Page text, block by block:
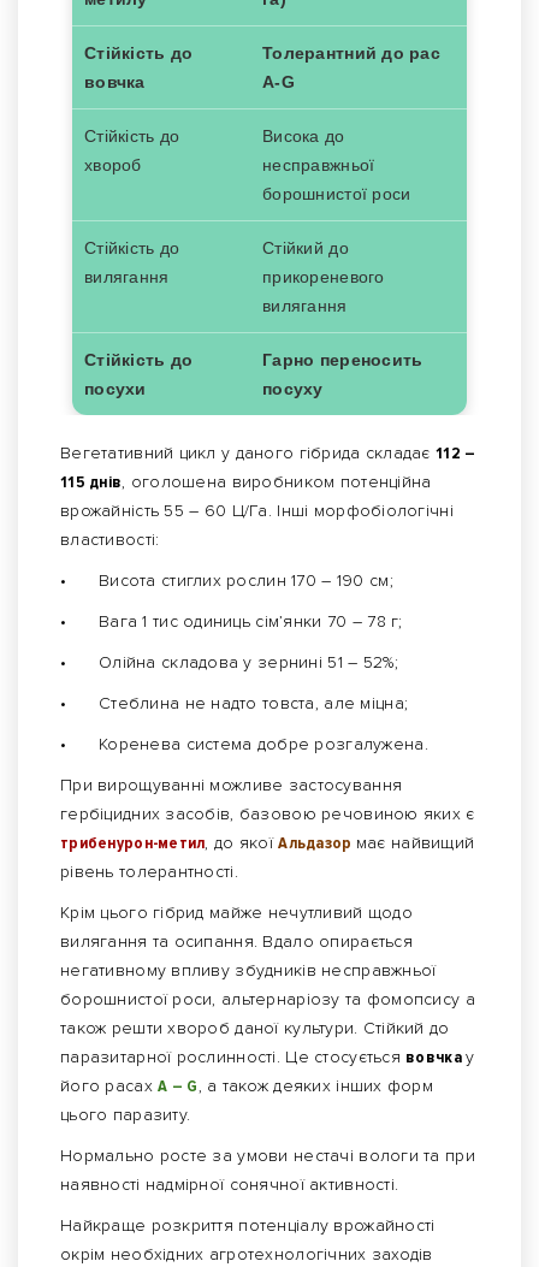
Стійкість до
вовчка
Толерантний до рас
А-G
Стійкість до
хвороб
Висока до
несправжньої
борошнистої роси
Стійкість до
вилягання
Стійкий до
прикореневого
вилягання
Стійкість до
посухи
Гарно переносить
посуху
Вегетативний цикл у даного гібрида складає112 –
115 днів, оголошена виробником потенційна
врожайність 55 – 60 Ц/Га. Інші морфобіологічні
властивості:
•
Висота стиглих рослин 170 – 190 см;
•
Вага 1 тис одиниць сім’янки 70 – 78 г;
•
Олійна складова у зернині 51 – 52%;
•
Стеблина не надто товста, але міцна;
•
Коренева система добре розгалужена.
При вирощуванні можливе застосування
гербіцидних засобів, базовою речовиною яких є
трибенурон-метил, до якоїАльдазор має найвищий
рівень толерантності.
Крім цього гібрид майже нечутливий щодо
вилягання та осипання. Вдало опирається
негативному впливу збудників несправжньої
борошнистої роси, альтернаріозу та фомопсису а
також решти хвороб даної культури. Стійкий до
паразитарної рослинності. Це стосується вовчкау
його расахА – G, а також деяких інших форм
цього паразиту.
Нормально росте за умови нестачі вологи та при
наявності надмірної сонячної активності.
Найкраще розкриття потенціалу врожайності
окрім необхідних агротехнологічних заходів